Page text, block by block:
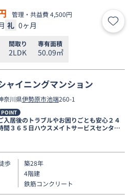
管理・共益費 4,500円
礼 0ヶ月 お気
間取り
2LDK
専有面積
50.09㎡
ャイニングマンション
奈川県伊勢原市池端260-1
POINT
入居後のトラブルやお困りごとも安心２４
間３６５日ハウスメイトサービスセンター
話受付対応。
歩
築28年
4階建
鉄筋コンクリート